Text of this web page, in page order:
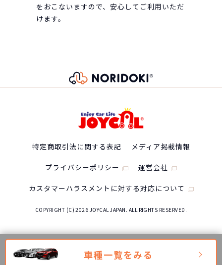
をおこないますので、安心してご利用いただ
けます。
特定商取引法に関する表記 メディア掲載情報
プライバシーポリシー 運営会社
カスタマーハラスメントに対する対応について
COPYRIGHT (C) 2026 JOYCAL JAPAN. ALL RIGHTS RESERVED.
車種一覧をみる